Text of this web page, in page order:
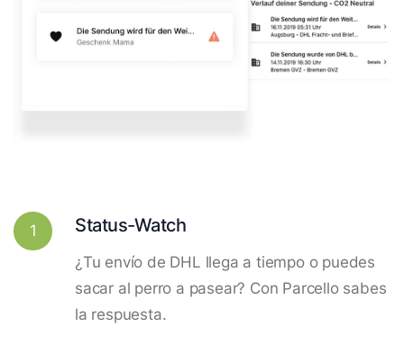
1 Status-Watch
¿Tu envío de DHL llega a tiempo o puedes
sacar al perro a pasear? Con Parcello sabes
la respuesta.